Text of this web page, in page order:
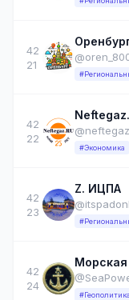
42
21
42
22
#Экономика
42
23
Z. ИЦПА
42
24
#Геополитика